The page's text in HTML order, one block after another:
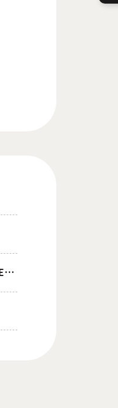
TVアニメ『ライザのアトリエ』コラボカフェが東京(池袋)・愛知(名古屋)・大阪(心斎橋)の3都市でSMILE BASE CAFEにて開催決定！